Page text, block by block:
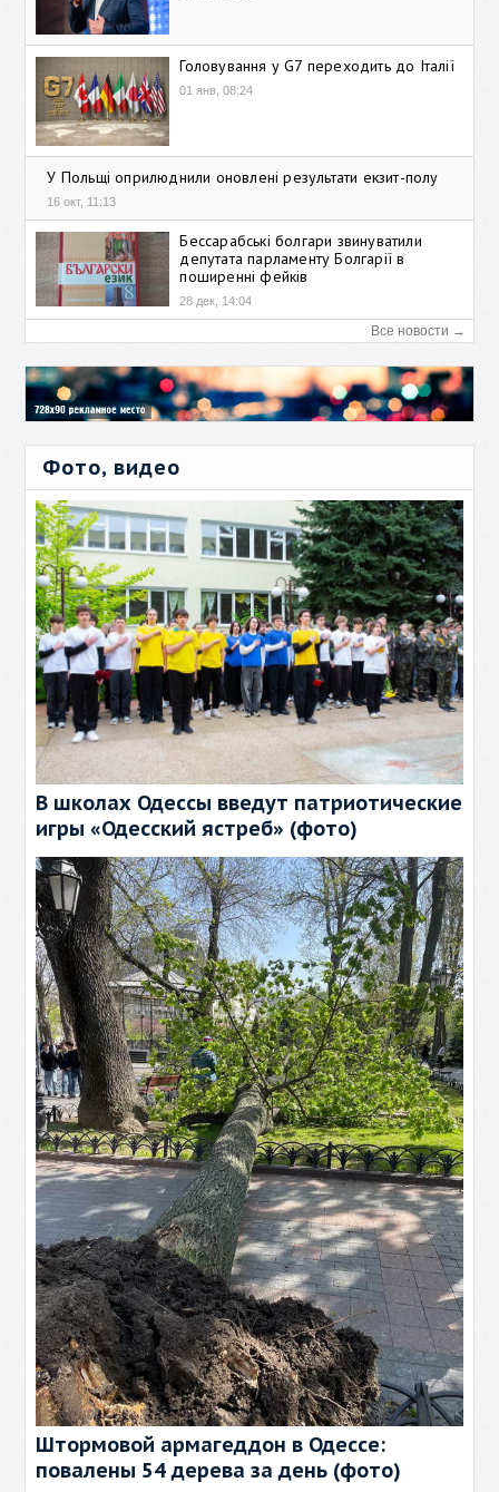
Головування у G7 переходить до Італії
01 янв, 08:24
У Польщі оприлюднили оновлені результати екзит-полу
16 окт, 11:13
Бессарабські болгари звинуватили
депутата парламенту Болгарії в
поширенні фейків
28 дек, 14:04
Все новости →
Фото, видео
В школах Одессы введут патриотические
игры «Одесский ястреб» (фото)
Штормовой армагеддон в Одессе:
повалены 54 дерева за день (фото)